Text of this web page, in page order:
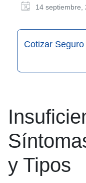
14 septiembre,
Cotizar
y Tipos